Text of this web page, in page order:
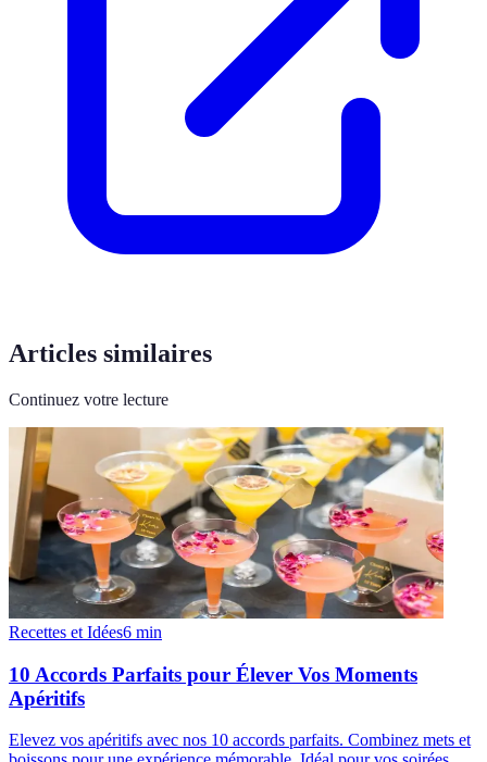
Articles similaires
Continuez votre lecture
Recettes et Idées6 min
10 Accords Parfaits pour Élever Vos Moments
Apéritifs
Elevez vos apéritifs avec nos 10 accords parfaits. Combinez mets et